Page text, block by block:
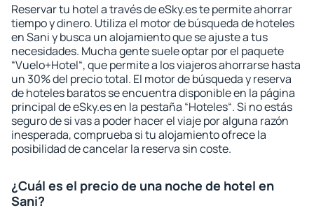
Reservar tu hotel a través de eSky.es te permite ahorrar
tiempo y dinero. Utiliza el motor de búsqueda de hoteles
en Sani y busca un alojamiento que se ajuste a tus
necesidades. Mucha gente suele optar por el paquete
“Vuelo+Hotel“, que permite a los viajeros ahorrarse hasta
un 30% del precio total. El motor de búsqueda y reserva
de hoteles baratos se encuentra disponible en la página
principal de eSky.es en la pestaña “Hoteles“. Si no estás
seguro de si vas a poder hacer el viaje por alguna razón
inesperada, comprueba si tu alojamiento ofrece la
posibilidad de cancelar la reserva sin coste.
¿Cuál es el precio de una noche de hotel en
Sani?